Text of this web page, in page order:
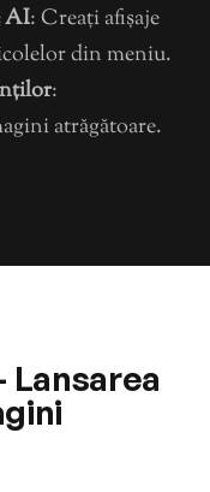
AI: Creați afișaje
din meniu.
:
atrăgătoare.
Lansarea